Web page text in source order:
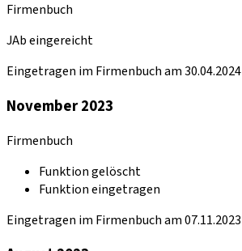
Firmenbuch
JAb eingereicht
Eingetragen im Firmenbuch am 30.04.2024
November 2023
Firmenbuch
Funktion gelöscht
Funktion eingetragen
Eingetragen im Firmenbuch am 07.11.2023